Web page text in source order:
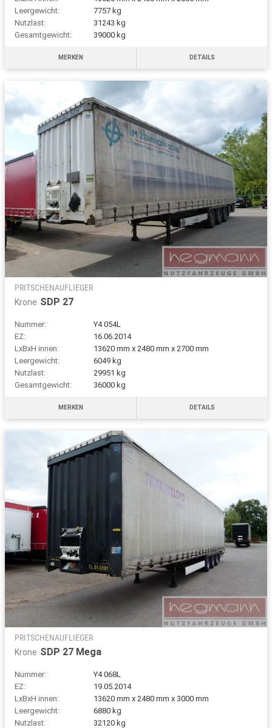
Leergewicht:
7757 kg
Nutzlast:
31243 kg
Gesamtgewicht:
39000 kg
MERKEN DETAILS
PRITSCHENAUFLIEGER
Krone SDP 27
Nummer:
Y4 054L
EZ:
16.06.2014
LxBxH innen:
13620 mm x 2480 mm x 2700 mm
Leergewicht:
6049 kg
Nutzlast:
29951 kg
Gesamtgewicht:
36000 kg
MERKEN DETAILS
PRITSCHENAUFLIEGER
Krone SDP 27 Mega
Nummer:
Y4 068L
EZ:
19.05.2014
LxBxH innen:
13620 mm x 2480 mm x 3000 mm
Leergewicht:
6880 kg
Nutzlast:
32120 kg